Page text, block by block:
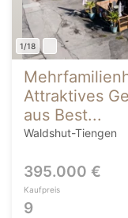
1/18
Attraktives
aus Best...
Waldshut-Tiengen
395.000 €
Kaufpreis
9